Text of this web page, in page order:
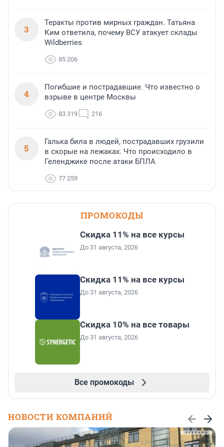
3
Теракты против мирных граждан. Татьяна
Ким ответила, почему ВСУ атакует склады
Wildberries
85 206
4
Погибшие и пострадавшие. Что известно о
взрыве в центре Москвы
83 319 216
5
Галька била в людей, пострадавших грузили
в скорые на лежаках. Что происходило в
Геленджике после атаки БПЛА
77 259
ПРОМОКОДЫ
Скидка 11% на все курсы
До 31 августа, 2026
Скидка 11% на все курсы
До 31 августа, 2026
Скидка 10% на все товары
До 31 августа, 2026
Все промокоды
НОВОСТИ КОМПАНИЙ